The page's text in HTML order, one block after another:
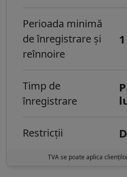
Perioada minimă
de înregistrare și
reînnoire
Timp de
înregistrare
Restricții
TVA se poate aplica